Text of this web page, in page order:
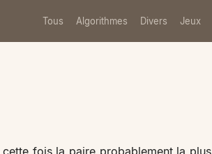
Tous Algorithmes Divers Jeux
fois la paire probablement la plus